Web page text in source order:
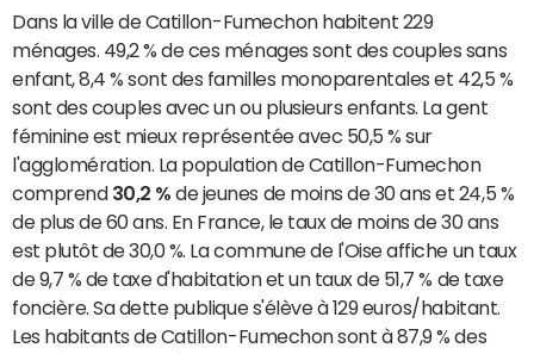
Dans la ville de Catillon-Fumechon habitent 229
ménages. 49,2 % de ces ménages sont des couples sans
enfant, 8,4 % sont des familles monoparentales et 42,5 %
sont des couples avec un ou plusieurs enfants. La gent
féminine est mieux représentée avec 50,5 % sur
l'agglomération. La population de Catillon-Fumechon
comprend 30,2 % de jeunes de moins de 30 ans et 24,5 %
de plus de 60 ans. En France, le taux de moins de 30 ans
est plutôt de 30,0 %. La commune de l'Oise affiche un taux
de 9,7 % de taxe d'habitation et un taux de 51,7 % de taxe
foncière. Sa dette publique s'élève à 129 euros/habitant.
Les habitants de Catillon-Fumechon sont à 87,9 % des